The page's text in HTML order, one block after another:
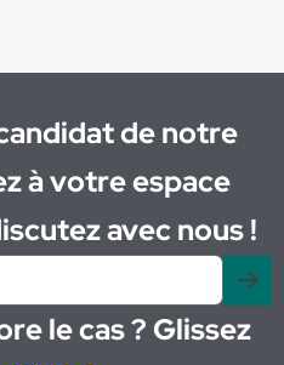
de notre
à votre espace
avec nous !
le cas ? Glissez